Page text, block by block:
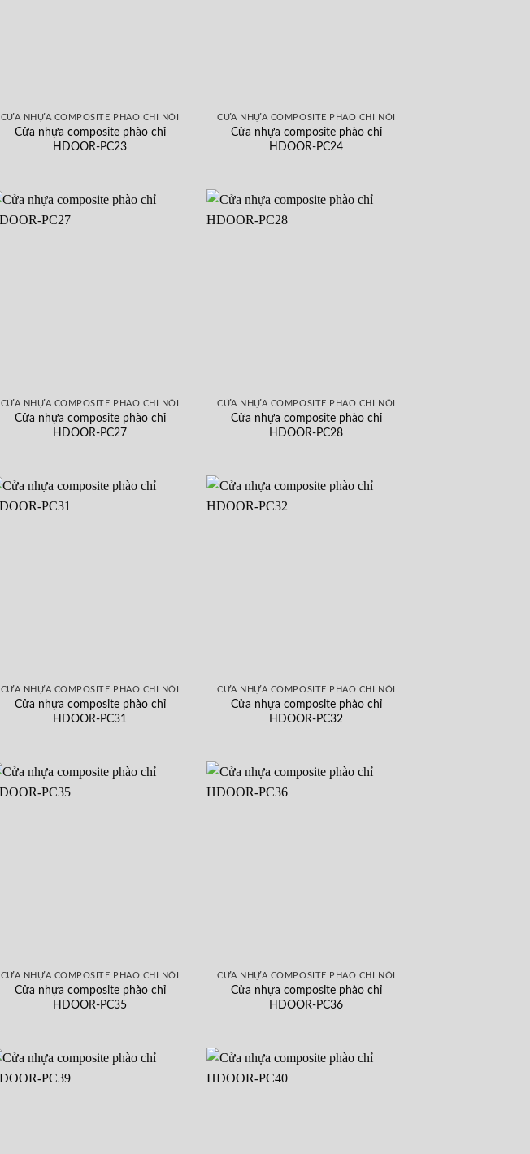
CỬA NHỰA COMPOSITE PHÀO CHỈ NỔI
Cửa nhựa composite phào chỉ
HDOOR-PC23
CỬA NHỰA COMPOSITE PHÀO CHỈ NỔI
Cửa nhựa composite phào chỉ
HDOOR-PC24
CỬA NHỰA COMPOSITE PHÀO CHỈ NỔI
Cửa nhựa composite phào chỉ
HDOOR-PC27
CỬA NHỰA COMPOSITE PHÀO CHỈ NỔI
Cửa nhựa composite phào chỉ
HDOOR-PC28
CỬA NHỰA COMPOSITE PHÀO CHỈ NỔI
Cửa nhựa composite phào chỉ
HDOOR-PC31
CỬA NHỰA COMPOSITE PHÀO CHỈ NỔI
Cửa nhựa composite phào chỉ
HDOOR-PC32
CỬA NHỰA COMPOSITE PHÀO CHỈ NỔI
Cửa nhựa composite phào chỉ
HDOOR-PC35
CỬA NHỰA COMPOSITE PHÀO CHỈ NỔI
Cửa nhựa composite phào chỉ
HDOOR-PC36